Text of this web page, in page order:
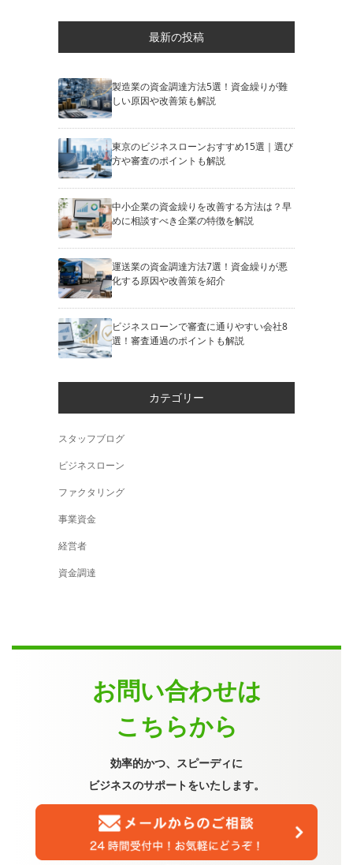
最新の投稿
製造業の資金調達方法5選！資金繰りが難
しい原因や改善策も解説
東京のビジネスローンおすすめ15選｜選び
方や審査のポイントも解説
中小企業の資金繰りを改善する方法は？早
めに相談すべき企業の特徴を解説
運送業の資金調達方法7選！資金繰りが悪
化する原因や改善策を紹介
ビジネスローンで審査に通りやすい会社8
選！審査通過のポイントも解説
カテゴリー
スタッフブログ
ビジネスローン
ファクタリング
事業資金
経営者
資金調達
お問い合わせは
こちらから
効率的かつ、スピーディに
ビジネスのサポートをいたします。